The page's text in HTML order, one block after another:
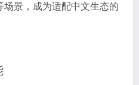
景，成为适配中文生态的